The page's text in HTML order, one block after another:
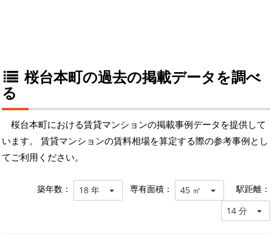
桜台本町の過去の掲載データを調べ
る
桜台本町における賃貸マンションの掲載事例データを提供して
います。 賃貸マンションの賃料相場を算定する際の参考事例とし
てご利用ください。
築年数： 18 年 専有面積： 45 ㎡ 駅距離：
14 分